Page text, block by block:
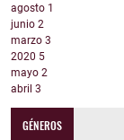
agosto 1
junio 2
marzo 3
2020 5
mayo 2
abril 3
GÉNEROS